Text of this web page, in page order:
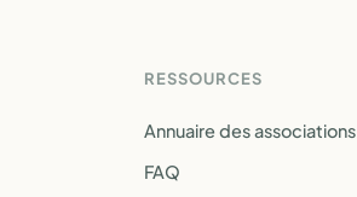
RESSOURCES
Annuaire des associations
FAQ